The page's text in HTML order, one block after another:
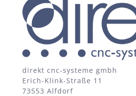
direkt cnc-systeme gmbh
Erich-Klink-Straße 11
73553 Alfdorf